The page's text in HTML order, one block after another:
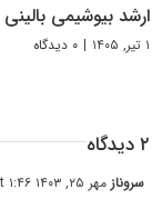
ارشد بیوشیمی بالینی ۱۴۰۵
۱ تیر, ۱۴۰۵ | ۰ دیدگاه
۲ دیدگاه
سروناز مهر ۲۵, ۱۴۰۳ at ۱:۴۶ ب٫ظ